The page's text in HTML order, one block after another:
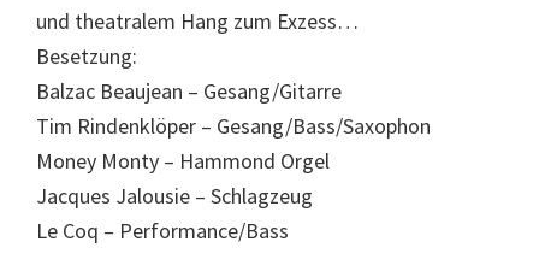
und theatralem Hang zum Exzess…
Besetzung:
Balzac Beaujean – Gesang/Gitarre
Tim Rindenklöper – Gesang/Bass/Saxophon
Money Monty – Hammond Orgel
Jacques Jalousie – Schlagzeug
Le Coq – Performance/Bass